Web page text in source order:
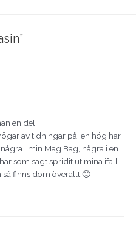
en del!
av tidningar på, en hög har
i min Mag Bag, några i en
som sagt spridit ut mina ifall
finns dom överallt 🙂